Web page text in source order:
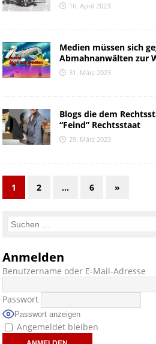
16. April 2023
Medien müssen sich
Abmahnanwälten zur
31. März 2023
Blogs die dem
“Feind” Rechtsstaat
29. März 2023
1 2 … 6 »
Anmelden
Benutzername oder E-Mail-Adresse
Passwort
Passwort anzeigen
Angemeldet bleiben